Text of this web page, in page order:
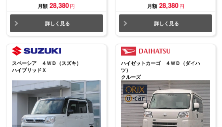
月額 28,380 円
詳しく見る
月額 28,380 円
詳しく見る
スペーシア ４ＷＤ（スズキ）
ハイブリッドＸ
ハイゼットカーゴ ４ＷＤ（ダイハ
ツ）
クルーズ